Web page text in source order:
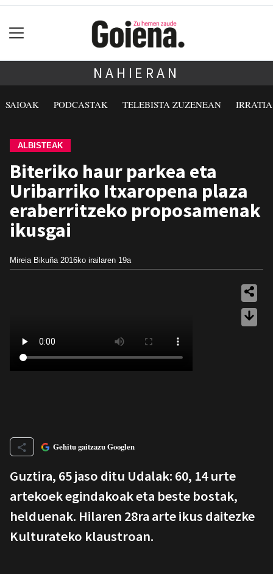
NAHIERAN
SAIOAK PODCASTAK TELEBISTA ZUZENEAN
ALBISTEAK
Biteriko haur parkea eta
Uribarriko Itxaropena plaza
eraberritzeko proposamenak
ikusgai
Mireia Bikuña 2016ko irailaren 19a
Gehitu gaitzazu Googlen
Guztira, 65 jaso ditu Udalak: 60, 14 urte
artekoek egindakoak eta beste bostak,
helduenak. Hilaren 28ra arte ikus daitezke
Kulturateko klaustroan.